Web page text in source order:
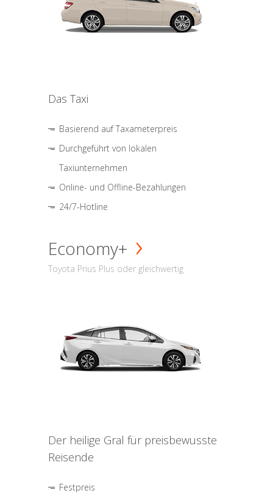
Das Taxi
Basierend auf Taxameterpreis
Durchgeführt von lokalen
Taxiunternehmen
Online- und Offline-Bezahlungen
24/7-Hotline
Economy+
Toyota Prius Plus oder gleichwertig
Der heilige Gral für preisbewusste
Reisende
Festpreis